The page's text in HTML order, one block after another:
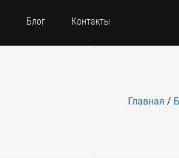
Блог Контакты
Главная /